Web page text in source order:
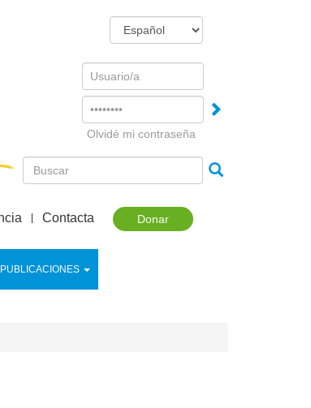
Username
Olvidé mi contraseña
Donar
Contacta